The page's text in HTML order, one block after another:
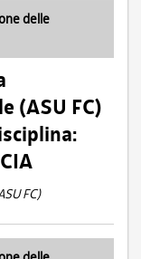
delle
(ASU FC)
FC)